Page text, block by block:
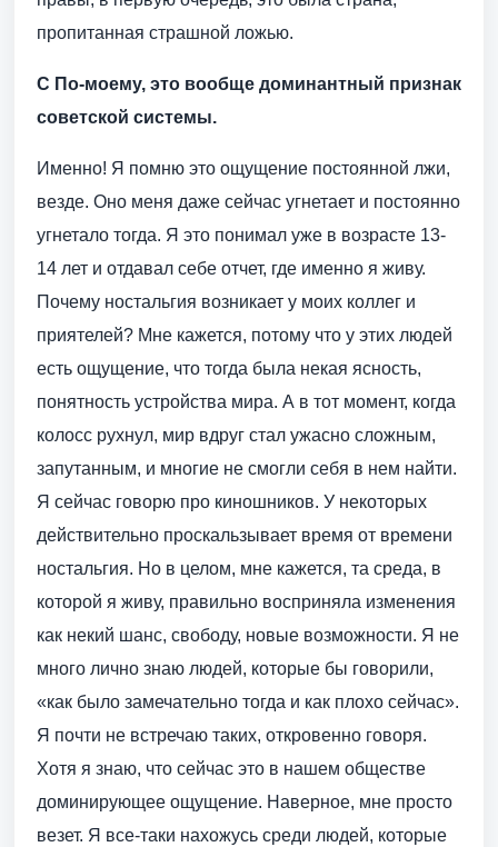
пропитанная страшной ложью.
С По-моему, это вообще доминантный признак
советской системы.
Именно! Я помню это ощущение постоянной лжи,
везде. Оно меня даже сейчас угнетает и постоянно
угнетало тогда. Я это понимал уже в возрасте 13-
14 лет и отдавал себе отчет, где именно я живу.
Почему ностальгия возникает у моих коллег и
приятелей? Мне кажется, потому что у этих людей
есть ощущение, что тогда была некая ясность,
понятность устройства мира. А в тот момент, когда
колосс рухнул, мир вдруг стал ужасно сложным,
запутанным, и многие не смогли себя в нем найти.
Я сейчас говорю про киношников. У некоторых
действительно проскальзывает время от времени
ностальгия. Но в целом, мне кажется, та среда, в
которой я живу, правильно восприняла изменения
как некий шанс, свободу, новые возможности. Я не
много лично знаю людей, которые бы говорили,
«как было замечательно тогда и как плохо сейчас».
Я почти не встречаю таких, откровенно говоря.
Хотя я знаю, что сейчас это в нашем обществе
доминирующее ощущение. Наверное, мне просто
везет. Я все-таки нахожусь среди людей, которые